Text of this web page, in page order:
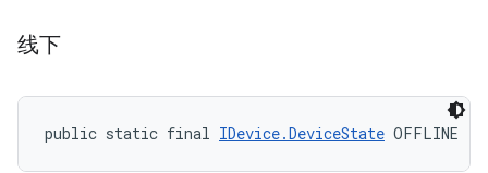
线下
public static final IDevice.DeviceState OFFLINE